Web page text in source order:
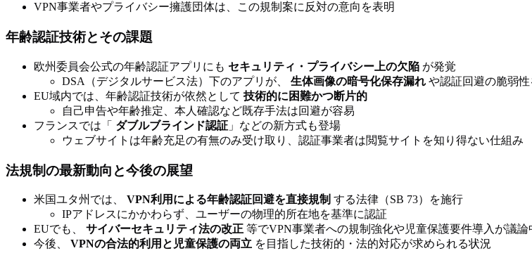
VPN事業者やプライバシー擁護団体は、この規制案に反対の意向を表明
年齢認証技術とその課題
欧州委員会公式の年齢認証アプリにも セキュリティ・プライバシー上の欠陥 が発覚
DSA（デジタルサービス法）下のアプリが、 生体画像の暗号化保存漏れ や認証回避の脆弱性
EU域内では、年齢認証技術が依然として 技術的に困難かつ断片的
自己申告や年齢推定、本人確認など既存手法は回避が容易
フランスでは「 ダブルブラインド認証 」などの新方式も登場
ウェブサイトは年齢充足の有無のみ受け取り、認証事業者は閲覧サイトを知り得ない仕組み
法規制の最新動向と今後の展望
米国ユタ州では、 VPN利用による年齢認証回避を直接規制 する法律（SB 73）を施行
IPアドレスにかかわらず、ユーザーの物理的所在地を基準に認証
EUでも、 サイバーセキュリティ法の改正 等でVPN事業者への規制強化や児童保護要件導入が議論
今後、 VPNの合法的利用と児童保護の両立 を目指した技術的・法的対応が求められる状況